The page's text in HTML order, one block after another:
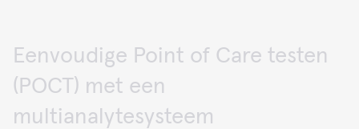
Eenvoudige Point of Care testen
(POCT) met een
multianalytesysteem